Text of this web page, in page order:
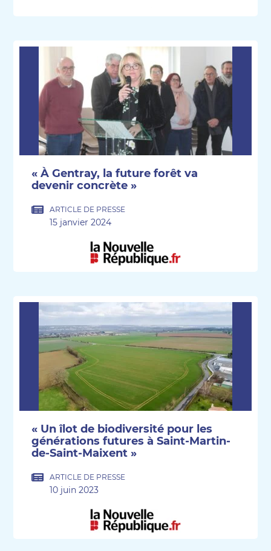
« À Gentray, la future forêt va
devenir concrète »
ARTICLE DE PRESSE
15 janvier 2024
« Un îlot de biodiversité pour les
générations futures à Saint-Martin-
de-Saint-Maixent »
ARTICLE DE PRESSE
10 juin 2023